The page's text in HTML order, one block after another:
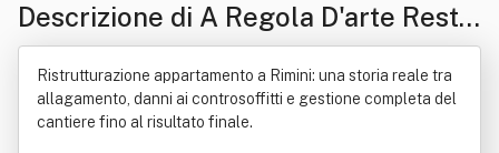
Descrizione di A Regola D'arte Resty
ling Srl
Ristrutturazione appartamento a Rimini: una storia reale tra
allagamento, danni ai controsoffitti e gestione completa del
cantiere fino al risultato finale.